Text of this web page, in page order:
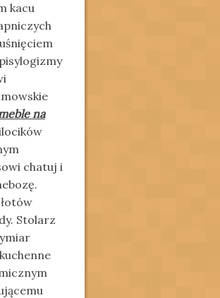
kacu
na
chatuj i
Stolarz